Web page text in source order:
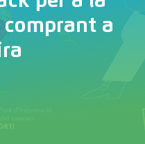
comprant a